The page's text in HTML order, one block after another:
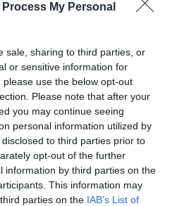
Process My Personal
sale, sharing to third parties, or
or sensitive information for
use the below opt-out
Please note that after your
you may continue seeing
personal information utilized by
to third parties prior to
opt-out of the further
information by third parties on the
This information may
parties on the IAB’s List of